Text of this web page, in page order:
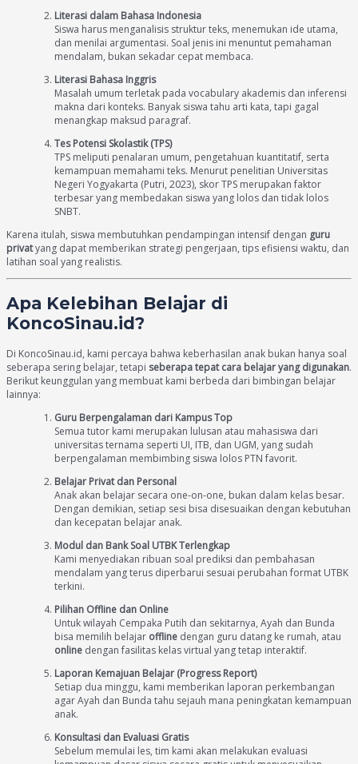
Literasi dalam Bahasa Indonesia
Siswa harus menganalisis struktur teks, menemukan ide utama,
dan menilai argumentasi. Soal jenis ini menuntut pemahaman
mendalam, bukan sekadar cepat membaca.
Literasi Bahasa Inggris
Masalah umum terletak pada vocabulary akademis dan inferensi
makna dari konteks. Banyak siswa tahu arti kata, tapi gagal
menangkap maksud paragraf.
Tes Potensi Skolastik (TPS)
TPS meliputi penalaran umum, pengetahuan kuantitatif, serta
kemampuan memahami teks. Menurut penelitian Universitas
Negeri Yogyakarta (Putri, 2023), skor TPS merupakan faktor
terbesar yang membedakan siswa yang lolos dan tidak lolos
SNBT.
Karena itulah, siswa membutuhkan pendampingan intensif dengan guru
privatyang dapat memberikan strategi pengerjaan, tips efisiensi waktu, dan
latihan soal yang realistis.
Apa Kelebihan Belajar di
KoncoSinau.id?
Di KoncoSinau.id, kami percaya bahwa keberhasilan anak bukan hanya soal
seberapa sering belajar, tetapi seberapa tepat cara belajar yang digunakan.
Berikut keunggulan yang membuat kami berbeda dari bimbingan belajar
lainnya:
Guru Berpengalaman dari Kampus Top
Semua tutor kami merupakan lulusan atau mahasiswa dari
universitas ternama seperti UI, ITB, dan UGM, yang sudah
berpengalaman membimbing siswa lolos PTN favorit.
Belajar Privat dan Personal
Anak akan belajar secara one-on-one, bukan dalam kelas besar.
Dengan demikian, setiap sesi bisa disesuaikan dengan kebutuhan
dan kecepatan belajar anak.
Modul dan Bank Soal UTBK Terlengkap
Kami menyediakan ribuan soal prediksi dan pembahasan
mendalam yang terus diperbarui sesuai perubahan format UTBK
terkini.
Pilihan Offline dan Online
Untuk wilayah Cempaka Putih dan sekitarnya, Ayah dan Bunda
bisa memilih belajar offline dengan guru datang ke rumah, atau
online dengan fasilitas kelas virtual yang tetap interaktif.
Laporan Kemajuan Belajar (Progress Report)
Setiap dua minggu, kami memberikan laporan perkembangan
agar Ayah dan Bunda tahu sejauh mana peningkatan kemampuan
anak.
Konsultasi dan Evaluasi Gratis
Sebelum memulai les, tim kami akan melakukan evaluasi